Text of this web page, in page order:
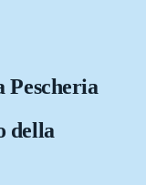
Pescheria
della